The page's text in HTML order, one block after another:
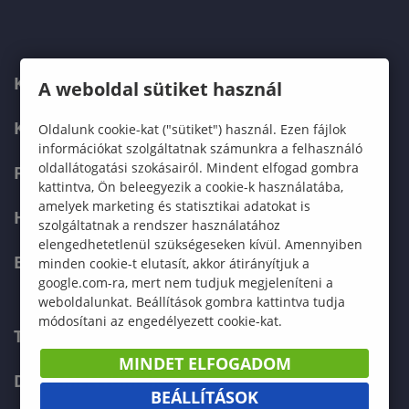
KARUNK
KÉPZÉSEK
FELVÉTELIZŐKNEK
HALLGATÓKNAK
ERASMUS+
TELEFONKÖNYV
DOKUMENTUMOK
A weboldal sütiket használ
Oldalunk cookie-kat ("sütiket") használ. Ezen fájlok
információkat szolgáltatnak számunkra a felhasználó
oldallátogatási szokásairól. Mindent elfogad gombra
kattintva, Ön beleegyezik a cookie-k használatába,
amelyek marketing és statisztikai adatokat is
szolgáltatnak a rendszer használatához
elengedhetetlenül szükségeseken kívül. Amennyiben
minden cookie-t elutasít, akkor átirányítjuk a
google.com-ra, mert nem tudjuk megjeleníteni a
weboldalunkat. Beállítások gombra kattintva tudja
módosítani az engedélyezett cookie-kat.
MINDET ELFOGADOM
BEÁLLÍTÁSOK